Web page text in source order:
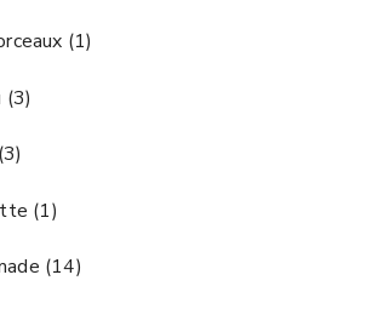
(1)
(3)
(3)
(1)
(14)